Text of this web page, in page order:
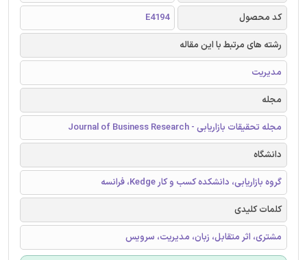
کد محصول
E4194
رشته های مرتبط با این مقاله
مدیریت
مجله
مجله تحقیقات بازاریابی - Journal of Business Research
دانشگاه
گروه بازاریابی، دانشکده کسب و کار Kedge، فرانسه
کلمات کلیدی
مشتری، اثر متقابل، زبان، مدیریت، سرویس